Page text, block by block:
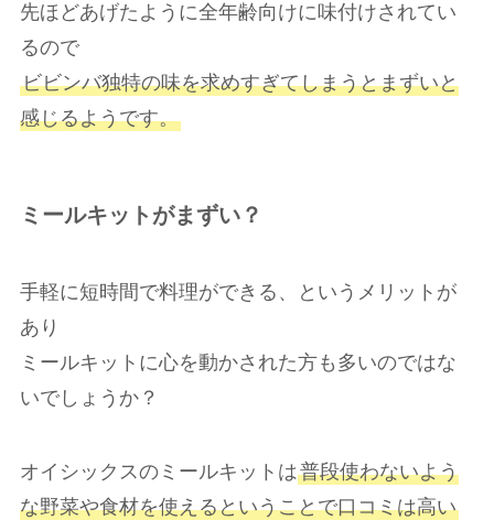
先ほどあげたように全年齢向けに味付けされてい
るので
ビビンバ独特の味を求めすぎてしまうとまずいと
感じるようです。
ミールキットがまずい？
手軽に短時間で料理ができる、というメリットが
あり
ミールキットに心を動かされた方も多いのではな
いでしょうか？
オイシックスのミールキットは普段使わないよう
な野菜や食材を使えるということで口コミは高い